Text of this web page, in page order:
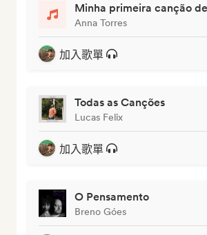
Minha primeira canção
Anna Torres
加入歌單
Todas as Canções
Lucas Felix
加入歌單
O Pensamento
Breno Góes